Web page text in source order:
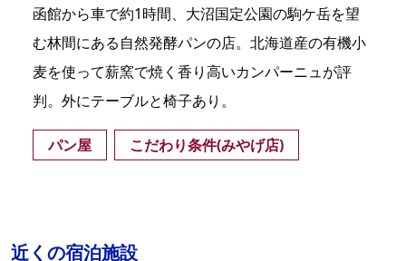
函館から車で約1時間、大沼国定公園の駒ケ岳を望
む林間にある自然発酵パンの店。北海道産の有機小
麦を使って薪窯で焼く香り高いカンパーニュが評
判。外にテーブルと椅子あり。
パン屋 こだわり条件(みやげ店)
近くの宿泊施設